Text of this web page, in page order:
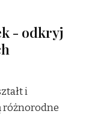
- odkryj
i